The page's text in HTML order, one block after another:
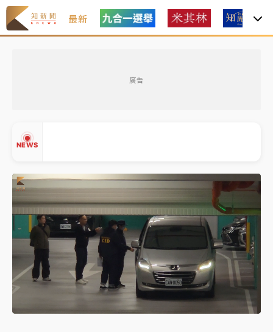
最新
廣告
NEWS
中信慈善基金會想增加董事人數！辜仲諒向法院聲請遭
駁 理由曝光
故宮《龍藏經》特展第2檔！今線上預約開賣一度塞車
周六起展出延長至晚上7時
台東農業處長涉圖利渡假村！東檢抗告成功 今重開羈
押庭
父親節泡湯了！中颱白海豚雨彈轟3天 「紅到發紫」降
雨熱區曝
女律師陳昱瑄詐慈濟10億！黃金158kg遭查扣畫面曝光
▲
▼
Loaded:
100.00%